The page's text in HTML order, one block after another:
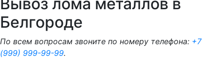
Белгороде
По всем вопросам звоните по номеру телефона: +7
(999) 999-99-99.